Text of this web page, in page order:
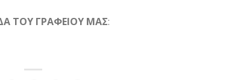
ΤΟΥ ΓΡΑΦΕΙΟΥ ΜΑΣ: